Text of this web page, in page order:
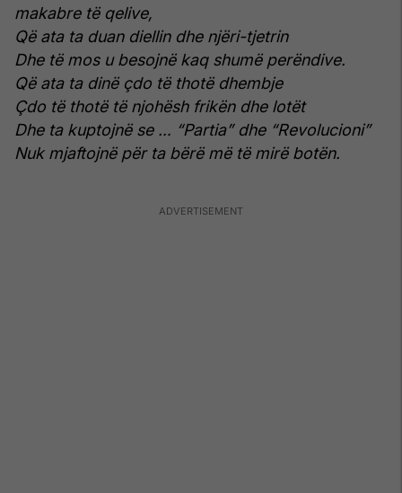
makabre të qelive,
Që ata ta duan diellin dhe njëri-tjetrin
Dhe të mos u besojnë kaq shumë perëndive.
Që ata ta dinë çdo të thotë dhembje
Çdo të thotë të njohësh frikën dhe lotët
Dhe ta kuptojnë se … “Partia” dhe “Revolucioni”
Nuk mjaftojnë për ta bërë më të mirë botën.